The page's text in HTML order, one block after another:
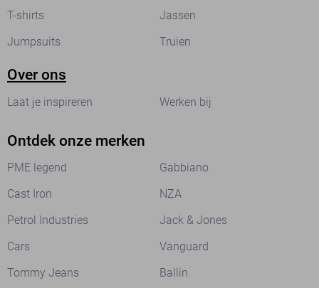
T-shirts
Jassen
Jumpsuits
Truien
Over ons
Laat je inspireren Werken bij
Ontdek onze merken
PME legend
Gabbiano
Cast Iron
NZA
Petrol Industries
Jack & Jones
Cars
Vanguard
Tommy Jeans
Ballin